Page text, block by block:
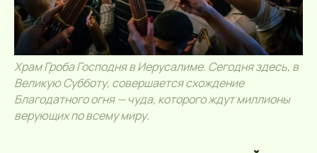
Храм Гроба Господня в Иерусалиме. Сегодня здесь, в
Великую Субботу, совершается схождение
Благодатного огня — чуда, которого ждут миллионы
верующих по всему миру.